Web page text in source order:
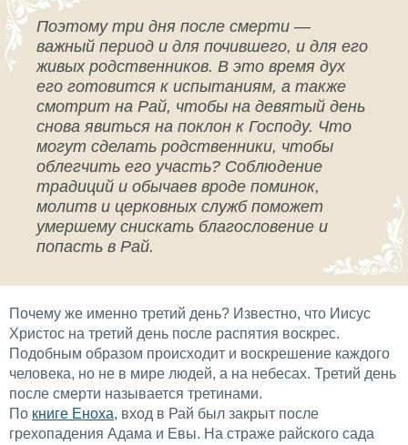
Поэтому три дня после смерти —
важный период и для почившего, и для его
живых родственников. В это время дух
его готовится к испытаниям, а также
смотрит на Рай, чтобы на девятый день
снова явиться на поклон к Господу. Что
могут сделать родственники, чтобы
облегчить его участь? Соблюдение
традиций и обычаев вроде поминок,
молитв и церковных служб поможет
умершему снискать благословение и
попасть в Рай.
Почему же именно третий день? Известно, что Иисус
Христос на третий день после распятия воскрес.
Подобным образом происходит и воскрешение каждого
человека, но не в мире людей, а на небесах. Третий день
после смерти называется третинами.
По книге Еноха, вход в Рай был закрыт после
грехопадения Адама и Евы. На страже райского сада